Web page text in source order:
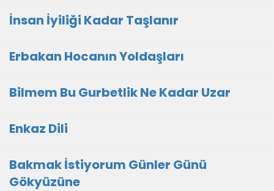
İnsan İyiliği Kadar Taşlanır
Erbakan Hocanın Yoldaşları
Bilmem Bu Gurbetlik Ne Kadar Uzar
Enkaz Dili
Bakmak İstiyorum Günler Günü
Gökyüzüne